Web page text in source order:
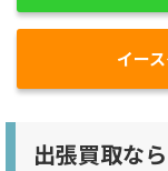
イー
出張買取な